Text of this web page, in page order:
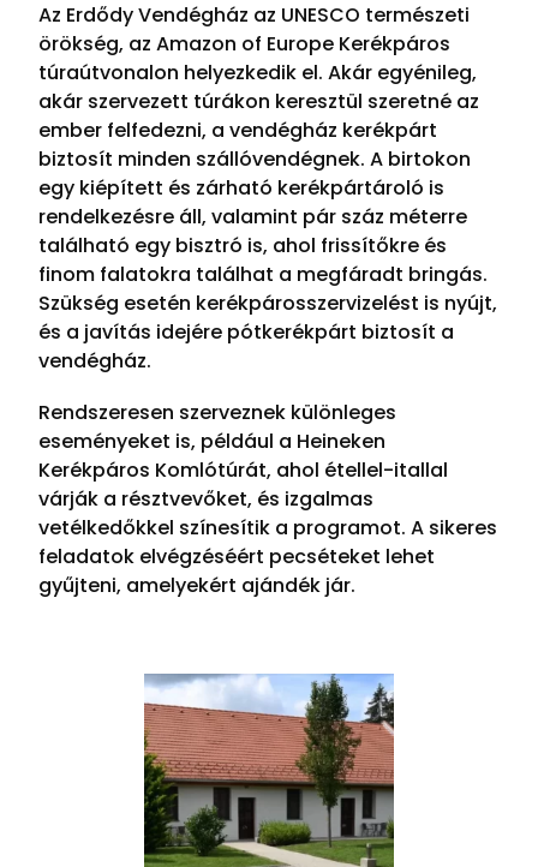
Az Erdődy Vendégház az UNESCO természeti
örökség, az Amazon of Europe Kerékpáros
túraútvonalon helyezkedik el. Akár egyénileg,
akár szervezett túrákon keresztül szeretné az
ember felfedezni, a vendégház kerékpárt
biztosít minden szállóvendégnek. A birtokon
egy kiépített és zárható kerékpártároló is
rendelkezésre áll, valamint pár száz méterre
található egy bisztró is, ahol frissítőkre és
finom falatokra találhat a megfáradt bringás.
Szükség esetén kerékpárosszervizelést is nyújt,
és a javítás idejére pótkerékpárt biztosít a
vendégház.
Rendszeresen szerveznek különleges
eseményeket is, például a Heineken
Kerékpáros Komlótúrát, ahol étellel-itallal
várják a résztvevőket, és izgalmas
vetélkedőkkel színesítik a programot. A sikeres
feladatok elvégzéséért pecséteket lehet
gyűjteni, amelyekért ajándék jár.